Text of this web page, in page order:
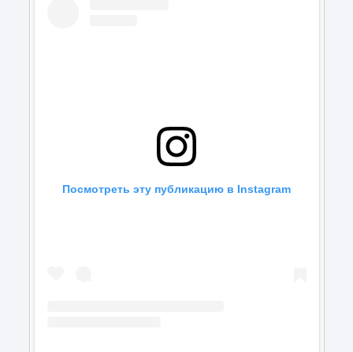
Посмотреть эту публикацию в Instagram